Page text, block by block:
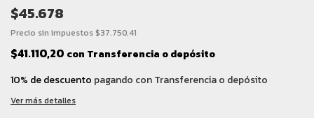
$45.678
Precio sin impuestos $37.750,41
$41.110,20 con Transferencia o depósito
10% de descuento pagando con Transferencia o depósito
Ver más detalles